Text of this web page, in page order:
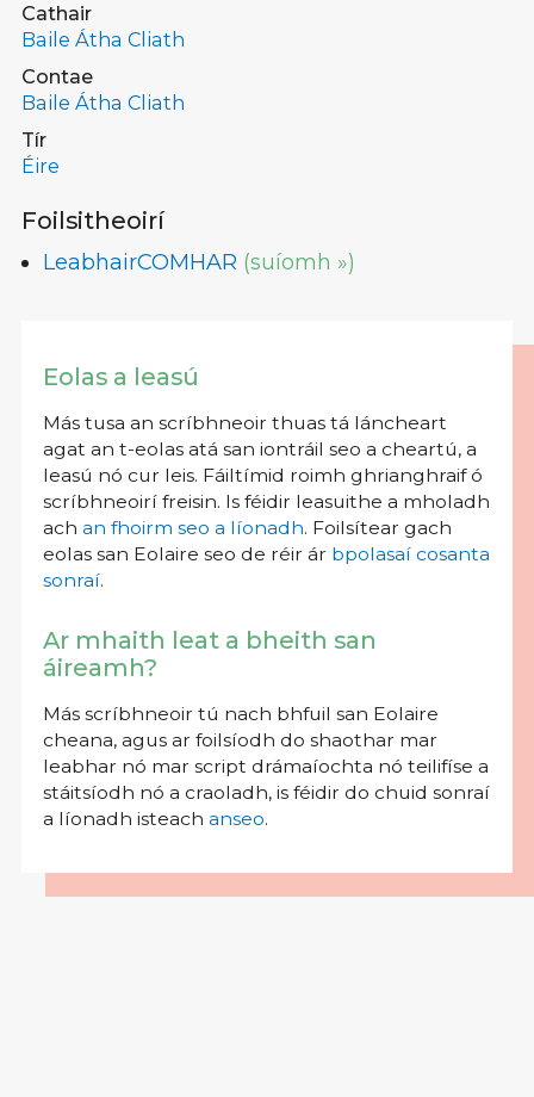
Cathair
Baile Átha Cliath
Contae
Baile Átha Cliath
Tír
Éire
Foilsitheoirí
LeabhairCOMHAR (suíomh »)
Eolas a leasú
Más tusa an scríbhneoir thuas tá láncheart
agat an t-eolas atá san iontráil seo a cheartú, a
leasú nó cur leis. Fáiltímid roimh ghrianghraif ó
scríbhneoirí freisin. Is féidir leasuithe a mholadh
ach an fhoirm seo a líonadh. Foilsítear gach
eolas san Eolaire seo de réir ár bpolasaí cosanta
sonraí.
Ar mhaith leat a bheith san
áireamh?
Más scríbhneoir tú nach bhfuil san Eolaire
cheana, agus ar foilsíodh do shaothar mar
leabhar nó mar script drámaíochta nó teilifíse a
stáitsíodh nó a craoladh, is féidir do chuid sonraí
a líonadh isteach anseo.